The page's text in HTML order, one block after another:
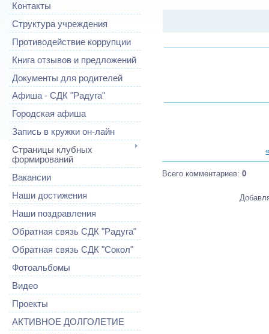
Контакты
Структура учреждения
Противодействие коррупции
Книга отзывов и предложений
Документы для родителей
Афиша - СДК "Радуга"
Городская афиша
Запись в кружки он-лайн
Страницы клубных
формирований
Вакансии
Наши достижения
Наши поздравления
Обратная связь СДК "Радуга"
Обратная связь СДК "Сокол"
Фотоальбомы
Видео
Проекты
АКТИВНОЕ ДОЛГОЛЕТИЕ
Всего комментариев: 0